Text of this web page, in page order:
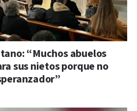
“Muchos abuelos
sus nietos porque no